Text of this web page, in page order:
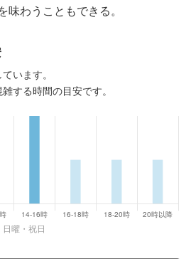
わうこともできる。
います。
する時間の目安です。
曜・祝日